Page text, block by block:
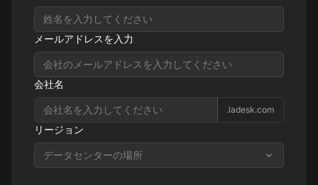
メールアドレスを入力
会社名
.ladesk.com
リージョン
データセンターの場所